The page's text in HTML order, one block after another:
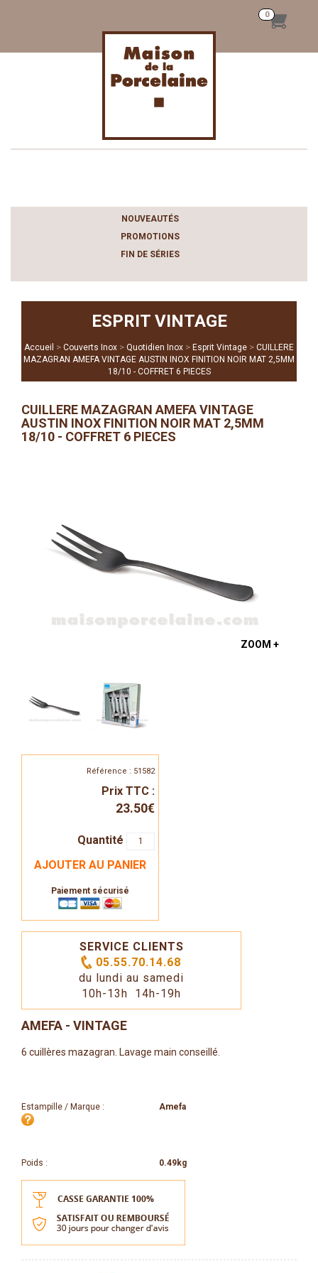
NOUVEAUTÉS
PROMOTIONS
FIN DE SÉRIES
ESPRIT VINTAGE
Accueil > Couverts Inox > Quotidien Inox > Esprit Vintage > CUILLERE
MAZAGRAN AMEFA VINTAGE AUSTIN INOX FINITION NOIR MAT 2,5MM
18/10 - COFFRET 6 PIECES
CUILLERE MAZAGRAN AMEFA VINTAGE
AUSTIN INOX FINITION NOIR MAT 2,5MM
18/10 - COFFRET 6 PIECES
ZOOM +
Référence : 51582
Prix TTC :
23.50€
Quantité
AJOUTER AU PANIER
Paiement sécurisé
SERVICE CLIENTS
05.55.70.14.68
du lundi au samedi
10h-13h 14h-19h
AMEFA - VINTAGE
6 cuillères mazagran. Lavage main conseillé.
Estampille / Marque : Amefa
Poids : 0.49kg